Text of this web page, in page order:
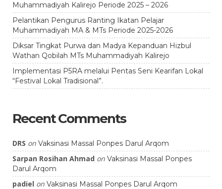
Muhammadiyah Kalirejo Periode 2025 – 2026
Pelantikan Pengurus Ranting Ikatan Pelajar
Muhammadiyah MA & MTs Periode 2025-2026
Diksar Tingkat Purwa dan Madya Kepanduan Hizbul
Wathan Qobilah MTs Muhammadiyah Kalirejo
Implementasi P5RA melalui Pentas Seni Kearifan Lokal
“Festival Lokal Tradisional”.
Recent Comments
DRS on Vaksinasi Massal Ponpes Darul Arqom
Sarpan Rosihan Ahmad on Vaksinasi Massal Ponpes
Darul Arqom
padiel on Vaksinasi Massal Ponpes Darul Arqom